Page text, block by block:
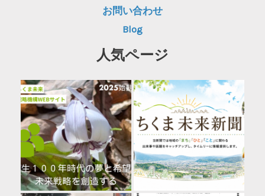
お問い合わせ
Blog
人気ページ